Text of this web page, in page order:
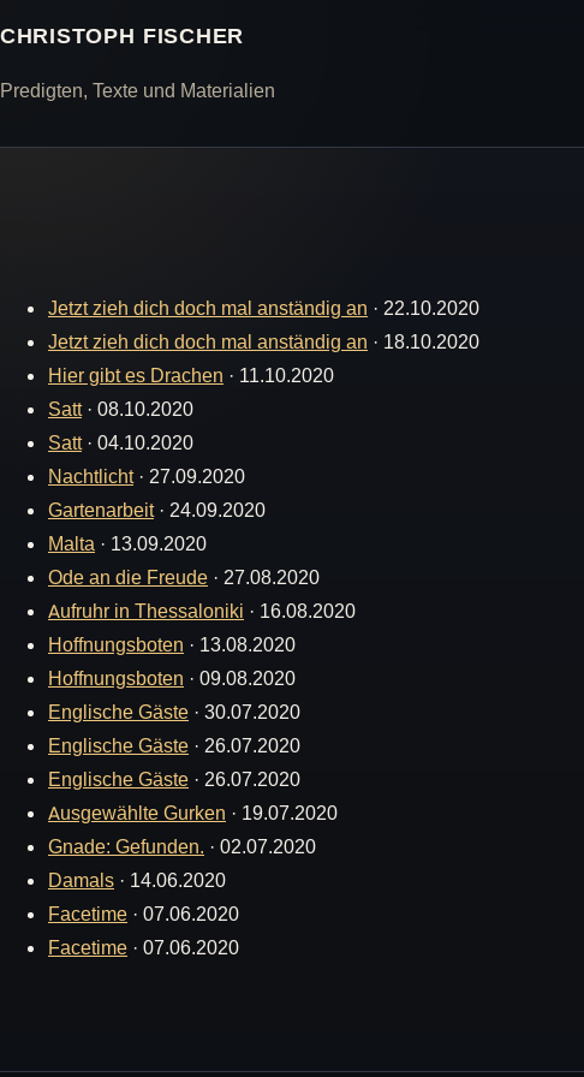
CHRISTOPH FISCHER
Predigten, Texte und Materialien
Jetzt zieh dich doch mal anständig an · 22.10.2020
Jetzt zieh dich doch mal anständig an · 18.10.2020
Hier gibt es Drachen · 11.10.2020
Satt· 08.10.2020
Satt· 04.10.2020
Nachtlicht· 27.09.2020
Gartenarbeit· 24.09.2020
Malta · 13.09.2020
Ode an die Freude · 27.08.2020
Aufruhr in Thessaloniki · 16.08.2020
Hoffnungsboten · 13.08.2020
Hoffnungsboten · 09.08.2020
Englische Gäste · 30.07.2020
Englische Gäste · 26.07.2020
Englische Gäste · 26.07.2020
Ausgewählte Gurken · 19.07.2020
Gnade: Gefunden. · 02.07.2020
Damals · 14.06.2020
Facetime · 07.06.2020
Facetime · 07.06.2020